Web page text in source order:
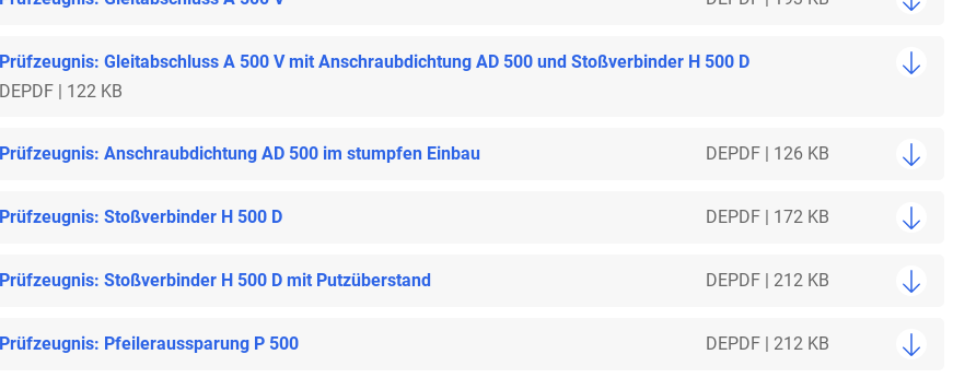
Prüfzeugnis: Gleitabschluss A 500 V mit Anschraubdichtung AD 500 und Stoßverbinder H 500 D
DEPDF | 122 KB
Prüfzeugnis: Anschraubdichtung AD 500 im stumpfen Einbau DEPDF | 126 KB
Prüfzeugnis: Stoßverbinder H 500 D DEPDF | 172 KB
Prüfzeugnis: Stoßverbinder H 500 D mit Putzüberstand DEPDF | 212 KB
Prüfzeugnis: Pfeileraussparung P 500 DEPDF | 212 KB